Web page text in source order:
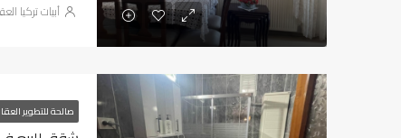
أبيات تركيا
صالحة للتطوير